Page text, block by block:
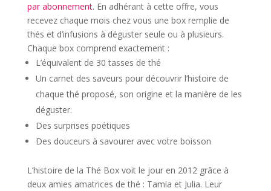
par abonnement. En adhérant à cette offre, vous
recevez chaque mois chez vous une box remplie de
thés et d’infusions à déguster seule ou à plusieurs.
Chaque box comprend exactement :
L’équivalent de 30 tasses de thé
Un carnet des saveurs pour découvrir l’histoire de
chaque thé proposé, son origine et la manière de les
déguster.
Des surprises poétiques
Des douceurs à savourer avec votre boisson
L’histoire de la Thé Box voit le jour en 2012 grâce à
deux amies amatrices de thé : Tamia et Julia. Leur